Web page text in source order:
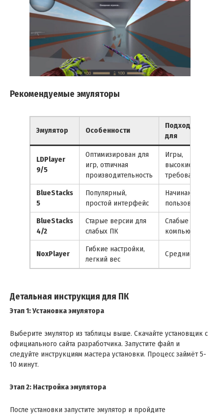
Рекомендуемые эмуляторы
Эмулятор Особенности
Подходит
для
LDPlayer
9/5
Оптимизирован для
игр, отличная
производительность
Игры,
высокие
требования
BlueStacks
5
Популярный,
простой интерфейс
Начинающие
пользователи
BlueStacks
4/2
Старые версии для
слабых ПК
Слабые
компьютеры
NoxPlayer
Гибкие настройки,
легкий вес
Средние ПК
Детальная инструкция для ПК
Этап 1: Установка эмулятора
Выберите эмулятор из таблицы выше. Скачайте установщик с
официального сайта разработчика. Запустите файл и
следуйте инструкциям мастера установки. Процесс займёт 5-
10 минут.
Этап 2: Настройка эмулятора
После установки запустите эмулятор и пройдите